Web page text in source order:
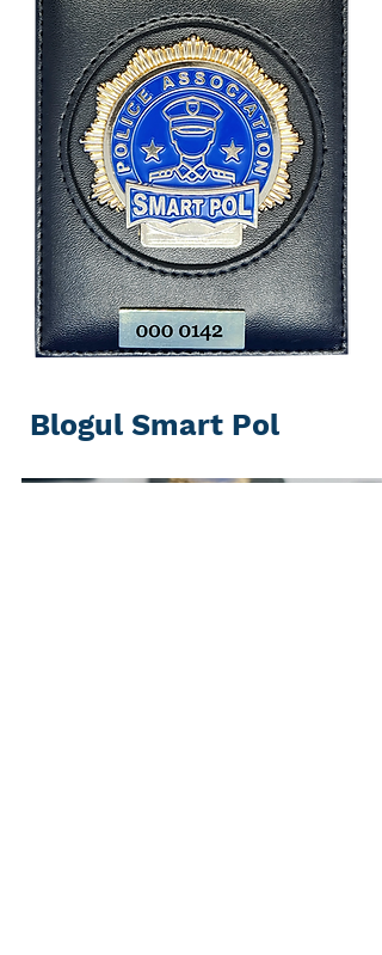
Blogul Smart Pol